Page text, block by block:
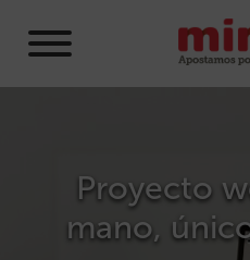
Proyecto
mano,